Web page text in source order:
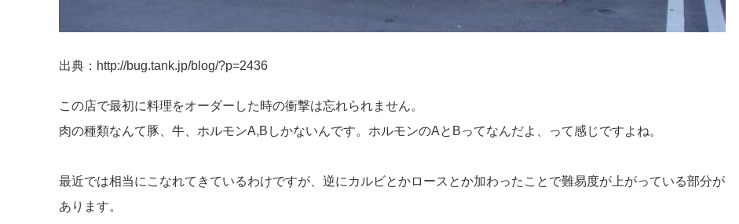
出典：http://bug.tank.jp/blog/?p=2436
この店で最初に料理をオーダーした時の衝撃は忘れられません。
肉の種類なんて豚、牛、ホルモンA,Bしかないんです。ホルモンのAとBってなんだよ、って感じですよね。
最近では相当にこなれてきているわけですが、逆にカルビとかロースとか加わったことで難易度が上がっている部分が
あります。